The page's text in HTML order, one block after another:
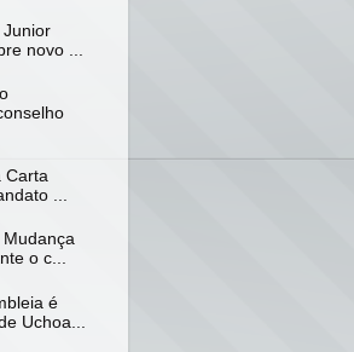
novo ...
Carta
...
Mudança
o c...
é
Uchoa...